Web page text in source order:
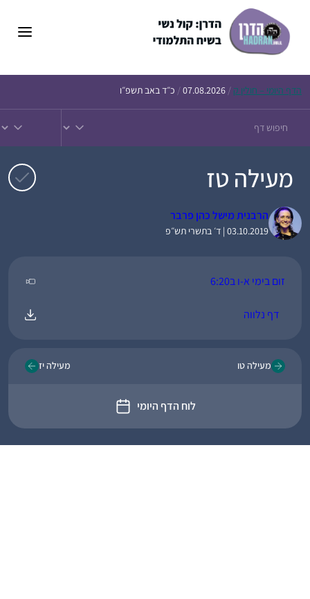
הדף היומי – חולין ק /
07.08.2026
/ כ״ד באב תשפ״ו
מעילה טז
הרבנית מישל כהן פרבר
03.10.2019 | ד׳ בתשרי תש״פ
זום בימי א-ו ב6:20
דף נלווה
מעילה טו
לוח הדף היומי
מעילה יז